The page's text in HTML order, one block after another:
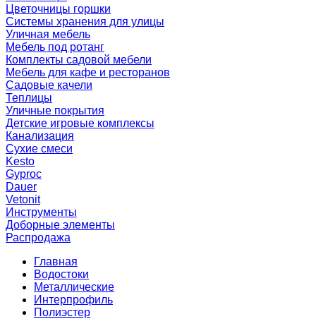
Цветочницы горшки
Системы хранения для улицы
Уличная мебель
Мебель под ротанг
Комплекты садовой мебели
Мебель для кафе и ресторанов
Садовые качели
Теплицы
Уличные покрытия
Детские игровые комплексы
Канализация
Сухие смеси
Kesto
Gyproc
Dauer
Vetonit
Инструменты
Доборные элементы
Распродажа
Главная
Водостоки
Металлические
Интерпрофиль
Полиэстер